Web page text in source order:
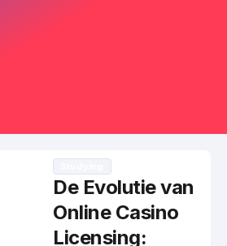
De Evolutie van
Online Casino
Licensing: